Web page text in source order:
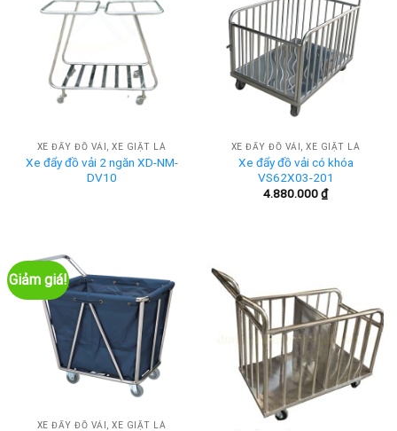
XE ĐẨY ĐỒ VẢI, XE GIẶT LÀ
Xe đẩy đồ vải 2 ngăn XD-NM-
DV10
XE ĐẨY ĐỒ VẢI, XE GIẶT LÀ
Xe đẩy đồ vải có khóa
VS62X03-201
4.880.000₫
Giảm giá!
XE ĐẨY ĐỒ VẢI, XE GIẶT LÀ